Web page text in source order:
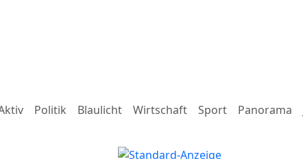
Politik Blaulicht Wirtschaft Sport Panorama